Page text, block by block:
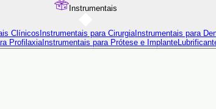
Instrumentais
Clínicos Instrumentais para CirurgiaInstrumentais para
Profilaxia Instrumentais para Prótese e Implante